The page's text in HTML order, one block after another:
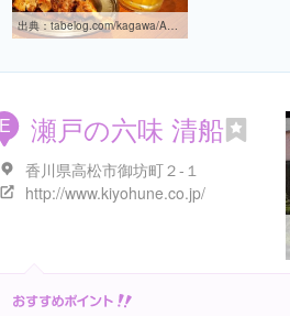
出典：tabelog.com/kagawa/A3701/A370101/37000546
E 瀬戸の六味 清船
香川県高松市御坊町２-１
http://www.kiyohune.co.jp/